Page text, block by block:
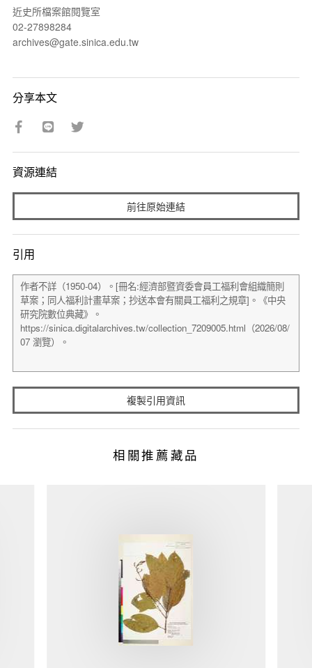
近史所檔案館閱覽室
02-27898284
archives@gate.sinica.edu.tw
分享本文
資源連結
前往原始連結
引用
複製引用資訊
相關推薦藏品